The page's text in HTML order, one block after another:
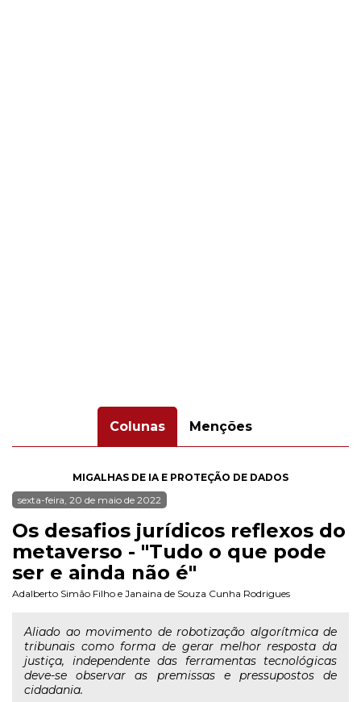
Colunas Menções
MIGALHAS DE IA E PROTEÇÃO DE DADOS
sexta-feira, 20 de maio de 2022
Os desafios jurídicos reflexos do
metaverso - "Tudo o que pode
ser e ainda não é"
Adalberto Simão Filho e Janaina de Souza Cunha Rodrigues
Aliado ao movimento de robotização algorítmica de
tribunais como forma de gerar melhor resposta da
justiça, independente das ferramentas tecnológicas
deve-se observar as premissas e pressupostos de
cidadania.